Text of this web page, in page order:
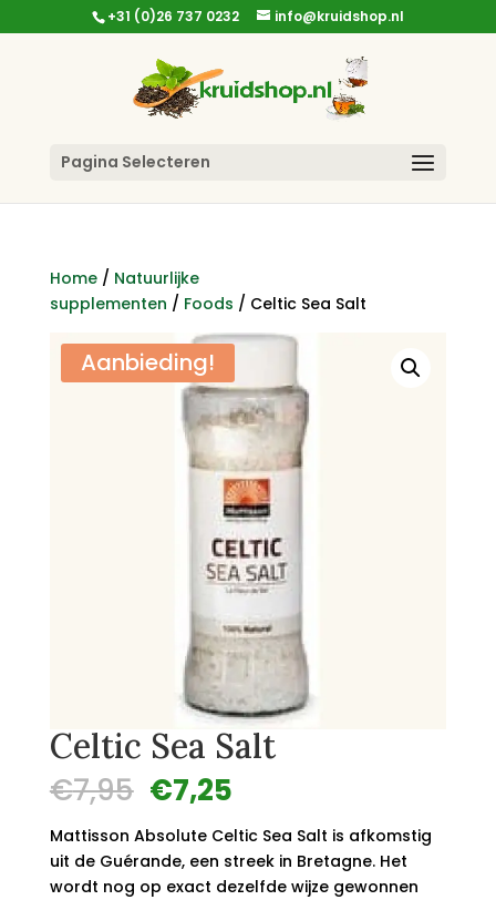
+31 (0)26 737 0232 info@kruidshop.nl
Pagina Selecteren
Home/ Natuurlijke
supplementen / Foods / Celtic Sea Salt
Aanbieding!
Celtic Sea Salt
€7,95 Oorspronkelijke
prijs
was:
€7,95.
€7,25Huidige
is:
€7,25.
Mattisson Absolute Celtic Sea Salt is afkomstig
uit de Guérande, een streek in Bretagne. Het
wordt nog op exact dezelfde wijze gewonnen